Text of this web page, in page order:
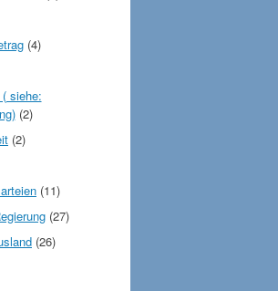
(4)
siehe:
(2)
(2)
(11)
(27)
(26)